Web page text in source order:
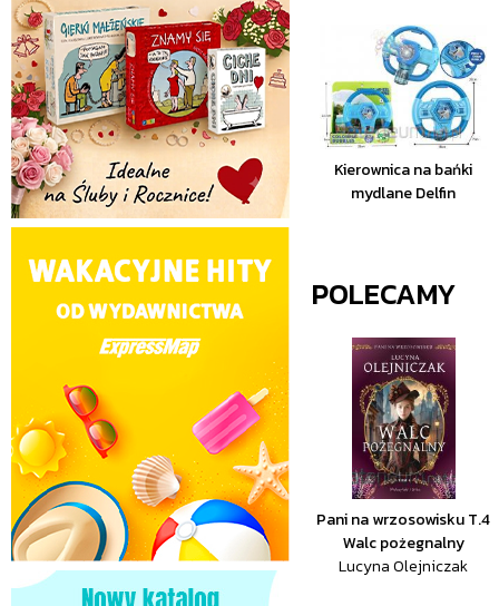
Kierownica na bańki
mydlane Delfin
POLECAMY
Pani na wrzosowisku T.4
Walc pożegnalny
Lucyna Olejniczak